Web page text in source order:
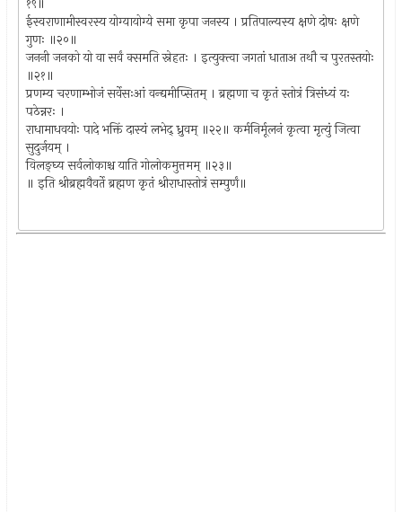
ईस्वराणामीस्वरस्य योग्यायोग्ये समा कृपा जनस्य । प्रतिपाल्यस्य क्षणे दोषः क्षणे
गुणः ॥२०॥
जननी जनको यो वा सर्वं क्समति स्नेहतः । इत्युक्त्वा जगतां धाताअ तथौ च पुरतस्तयोः
॥२१॥
प्रणम्य चरणाम्भोजं सर्वेसःआं वन्द्यमीप्सितम् । ब्रह्मणा च कृतं स्तोत्रं त्रिसंध्यं यः
पठेन्नरः ।
राधामाधवयोः पादे भक्तिं दास्यं लभेद् ध्रुवम् ॥२२॥ कर्मनिर्मूलनं कृत्वा मृत्युं जित्वा
सुदुर्जयम् ।
विलङ्घ्य सर्वलोकाश्च याति गोलोकमुत्तमम् ॥२३॥
॥ इति श्रीब्रह्मवैवर्ते ब्रह्मण कृतं श्रीराधास्तोत्रं सम्पुर्णं॥